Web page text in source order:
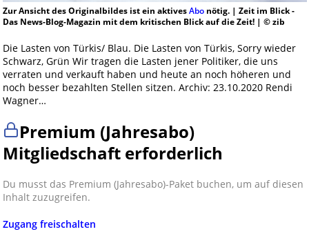
Zur Ansicht des Originalbildes ist ein aktivesAbonötig. | Zeit im Blick -
Das News-Blog-Magazin mit dem kritischen Blick auf die Zeit! | © zib
Die Lasten von Türkis/ Blau. Die Lasten von Türkis, Sorry wieder
Schwarz, Grün Wir tragen die Lasten jener Politiker, die uns
verraten und verkauft haben und heute an noch höheren und
noch besser bezahlten Stellen sitzen. Archiv: 23.10.2020 Rendi
Wagner…
Premium (Jahresabo)
Mitgliedschaft erforderlich
Du musst das Premium (Jahresabo)-Paket buchen, um auf diesen
Inhalt zuzugreifen.
Zugang freischalten